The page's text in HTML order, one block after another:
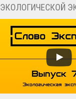
ЭКОЛОГИЧЕСКОЙ